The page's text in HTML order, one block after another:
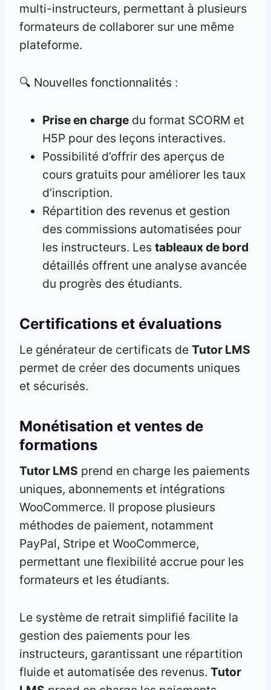
multi-instructeurs, permettant à plusieurs
formateurs de collaborer sur une même
plateforme.
🔍 Nouvelles fonctionnalités :
Prise en charge du format SCORM et
H5P pour des leçons interactives.
Possibilité d’offrir des aperçus de
cours gratuits pour améliorer les taux
d’inscription.
Répartition des revenus et gestion
des commissions automatisées pour
les instructeurs. Lestableaux de bord
détaillés offrent une analyse avancée
du progrès des étudiants.
Certifications et évaluations
Le générateur de certificats de Tutor LMS
permet de créer des documents uniques
et sécurisés.
Monétisation et ventes de
formations
Tutor LMS prend en charge les paiements
uniques, abonnements et intégrations
WooCommerce. Il propose plusieurs
méthodes de paiement, notamment
PayPal, Stripe et WooCommerce,
permettant une flexibilité accrue pour les
formateurs et les étudiants.
Le système de retrait simplifié facilite la
gestion des paiements pour les
instructeurs, garantissant une répartition
fluide et automatisée des revenus. Tutor